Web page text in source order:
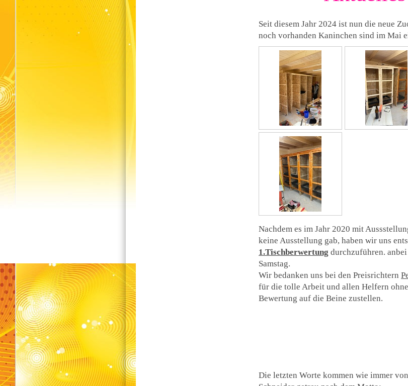
Seit diesem Jahr 2024 ist nun die neue
noch vorhanden Kaninchen sind im Mai
Nachdem es im Jahr 2020 mit
keine Ausstellung gab, haben wir uns
1.Tischberwertung durchzuführen.
Samstag.
Wir bedanken uns bei den Preisrichtern
für die tolle Arbeit und allen Helfern
Bewertung auf die Beine zustellen.
Die letzten Worte kommen wie immer